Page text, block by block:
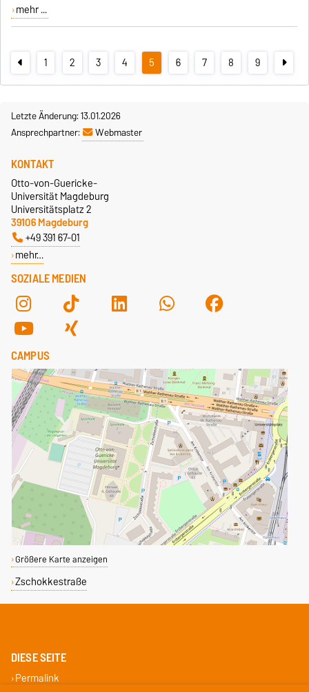
mehr ...
1 2 3 4 5 6 7 8 9
Letzte Änderung: 13.01.2026
Ansprechpartner:
Webmaster
SOZIALE MEDIEN
KONTAKT
Otto-von-Guericke-
Universität Magdeburg
Universitätsplatz 2
39106 Magdeburg
+49 391 67-01
mehr…
CAMPUS
Größere Karte anzeigen
Zschokkestraße
DIESE SEITE
Permalink